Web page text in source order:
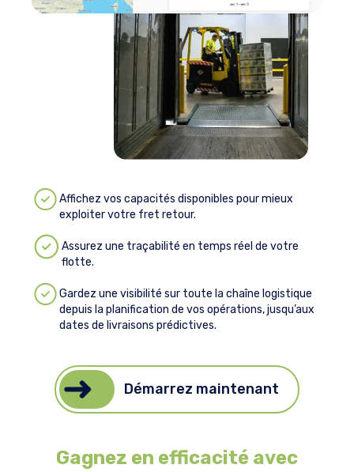
Affichez vos capacités disponibles pour mieux
exploiter votre fret retour.
Assurez une traçabilité en temps réel de votre
flotte.
Gardez une visibilité sur toute la chaîne logistique
depuis la planification de vos opérations, jusqu’aux
dates de livraisons prédictives.
Démarrez maintenant
Gagnez en efficacité avec